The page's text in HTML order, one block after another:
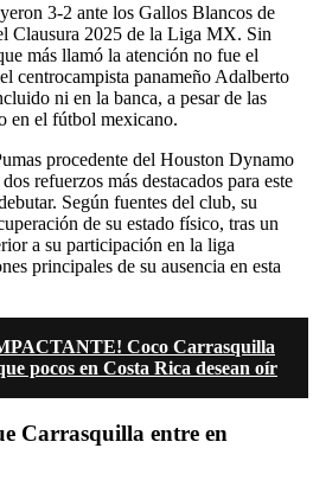
3-2 ante los Gallos Blancos de
Clausura 2025 de la Liga MX. Sin
más llamó la atención no fue el
centrocampista panameño Adalberto
ni en la banca, a pesar de las
en el fútbol mexicano.
procedente del Houston Dynamo
refuerzos más destacados para este
Según fuentes del club, su
de su estado físico, tras un
a su participación en la liga
principales de su ausencia en esta
Coco Carrasquilla
pocos en Costa Rica desean oír
Carrasquilla entre en